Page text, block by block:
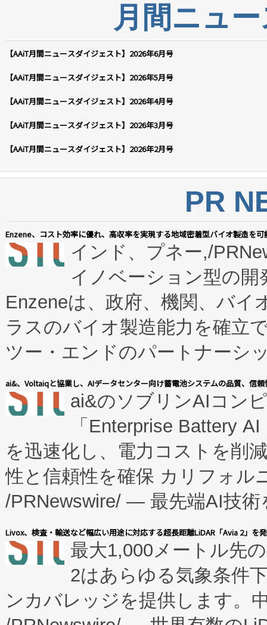
月間ニュ
【AAiT月間ニュースダイジェスト】2026年6月号
【AAiT月間ニュースダイジェスト】2026年5月号
【AAiT月間ニュースダイジェスト】2026年4月号
【AAiT月間ニュースダイジェスト】2026年3月号
【AAiT月間ニュースダイジェスト】2026年2月号
PR
Enzene、コスト効率に優れ、高収率を実現する地域密着型バイオ製造を
インド、プネー,/
イノベーション型の
Enzeneは、政府、機関、バイ
ラスのバイオ製造能力を確立
ツー・エンドのパートナーシ
表しました。 同社の実績ある
manufacturing™ (FCCM™) プ
たNeXは、バイオ医薬品製造
従来のフェッドバッチ施設の
に、患者やサプライチェーン
キー方式で拡張性が高く、持
す。FCCM‑を活用した現地生
患者にとっての費用負担を大
のアクセスを大幅に拡大する
Fully-Connected Continuous
ai&、Voltaiqと協業し、AIデータセンター向け蓄電池システムの品質、信
ai&のソブリンAIコン
「Enterprise Battery
を迅速化し、電力コストを削
性と信頼性を確保 カリフォル
/PRNewswire/ — 最先端AI技術
会社エーアイ・アンド：本社
President原信平）と、エンタ
ードするVoltaiqは、日本にあ
ーエネルギー貯蔵システム（
Livox、検査・輸送など幅広い用途に対応する超長距離LiDAR「Avia 2」を
最大1,000メートル先
2はあらゆる気象条件
ンカバレッジを提供します。